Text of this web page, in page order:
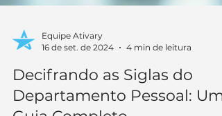
Equipe Ativary
16 de set. de 2024
4 min de leitura
Decifrando as Siglas do